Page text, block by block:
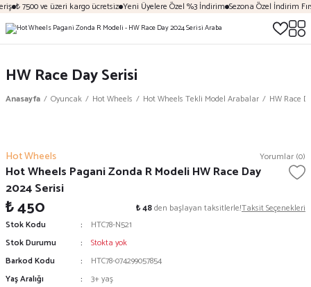
₺ 7500 ve üzeri kargo ücretsiz Yeni Üyelere Özel %3 İndirim Sezona Özel İndirim
HW Race Day Serisi
Anasayfa Oyuncak Hot Wheels Hot Wheels Tekli Model Arabalar HW Race
Hot Wheels Yorumlar (0)
Hot Wheels Pagani Zonda R Modeli HW Race Day
2024 Serisi
₺ 450 ₺ 48den başlayan taksitlerle!Taksit Seçenekleri
Stok Kodu
HTC78-N521
Stok Durumu
Stokta yok
Barkod Kodu
HTC78-074299057854
Yaş Aralığı
3+ yaş